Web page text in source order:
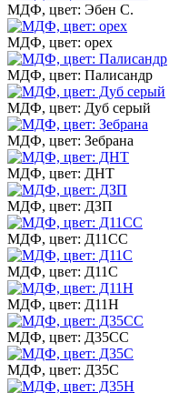
МДФ, цвет: Эбен С.
МДФ, цвет: орех
МДФ, цвет: Палисандр
МДФ, цвет: Дуб серый
МДФ, цвет: Зебрана
МДФ, цвет: ДНТ
МДФ, цвет: ДЗП
МДФ, цвет: Д11СС
МДФ, цвет: Д11С
МДФ, цвет: Д11Н
МДФ, цвет: Д35СС
МДФ, цвет: Д35С